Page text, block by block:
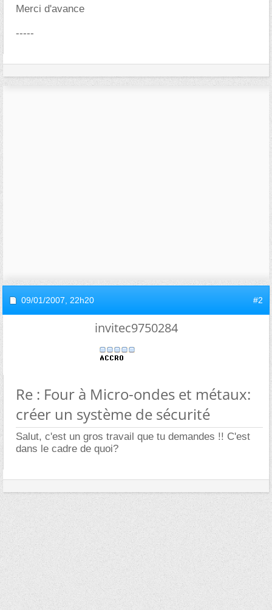
Merci d'avance
-----
09/01/2007, 22h20 #2
invitec9750284
Re : Four à Micro-ondes et métaux:
créer un système de sécurité
Salut, c'est un gros travail que tu demandes !! C'est
dans le cadre de quoi?